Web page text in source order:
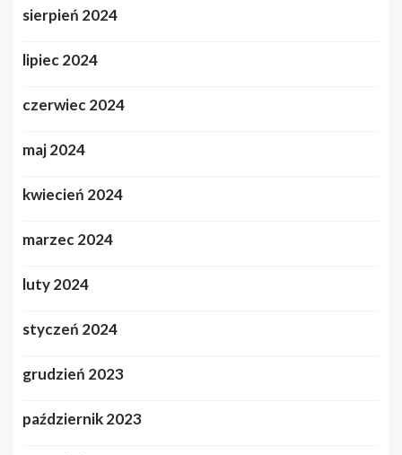
sierpień 2024
lipiec 2024
czerwiec 2024
maj 2024
kwiecień 2024
marzec 2024
luty 2024
styczeń 2024
grudzień 2023
październik 2023